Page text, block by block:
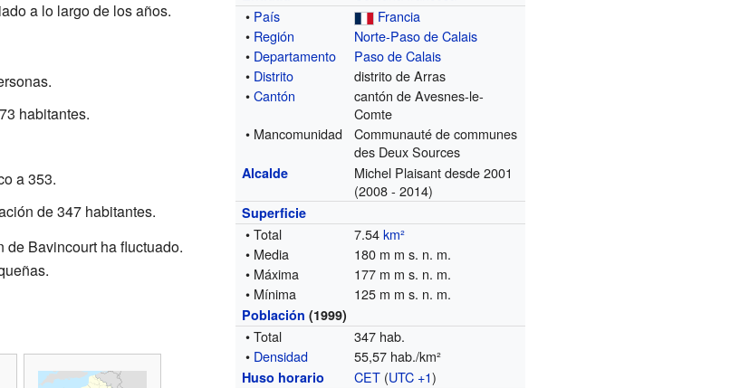
• País
Francia
• Región
Norte-Paso de Calais
• Departamento
Paso de Calais
• Distrito
distrito de Arras
•Cantón
cantón de Avesnes-le-
Comte
• Mancomunidad
Communauté de communes
des Deux Sources
Alcalde
Michel Plaisant desde 2001
(2008 - 2014)
Superficie
• Total 7.54km²
• Media
180 m m s. n. m.
• Máxima
177 m m s. n. m.
• Mínima
125 m m s. n. m.
Población (1999)
• Total
347 hab.
• Densidad 55,57 hab./km²
Huso horario CET (UTC +1)
a lo largo de los años.
habitantes.
a 353.
de 347 habitantes.
de Bavincourt ha fluctuado.